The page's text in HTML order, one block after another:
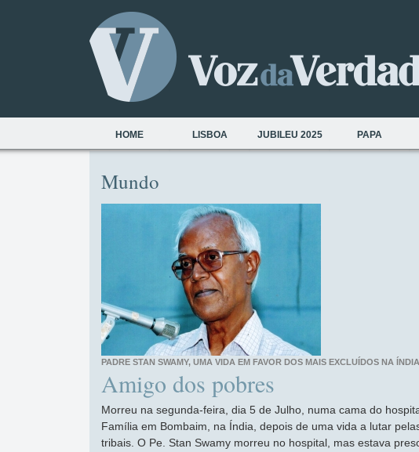
HOME LISBOA JUBILEU 2025 PAPA
Mundo
PADRE STAN SWAMY, UMA VIDA EM FAVOR DOS MAIS EXCLUÍDOS NA ÍNDIA
Amigo dos pobres
Morreu na segunda-feira, dia 5 de Julho, numa cama do
Família em Bombaim, na Índia, depois de uma vida a lutar
tribais. O Pe. Stan Swamy morreu no hospital, mas estava